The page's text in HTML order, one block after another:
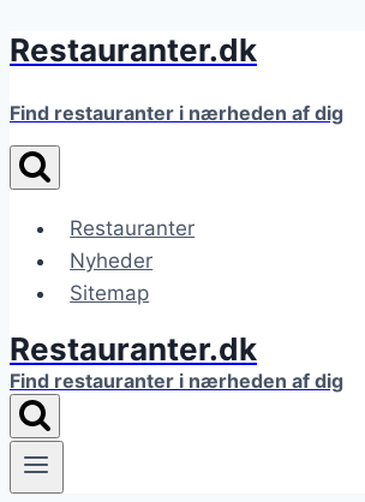
Fortsæt
indhold
Restauranter.dk
Find restauranter i nærheden af dig
Restauranter
Nyheder
Sitemap
Restauranter.dk
Find restauranter i nærheden af dig